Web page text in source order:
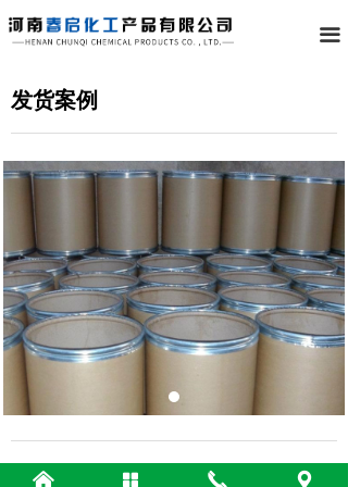
끀
发货案例
前一个： 发货案例
낀 넒 끅 끇